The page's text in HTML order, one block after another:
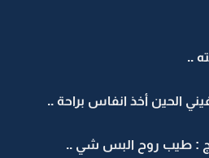
..
الحين أخذ انفاس براحة ..
: طيب روح البس شي ..